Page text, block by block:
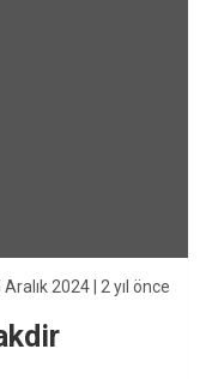
Aralık 2024 | 2 yıl önce